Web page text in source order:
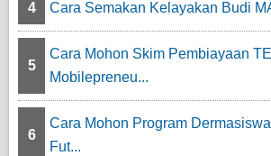
4 Cara Semakan Kelayakan Budi
5
Cara Mohon Skim Pembiayaan
Mobilepreneu...
6
Cara Mohon Program
Fut...